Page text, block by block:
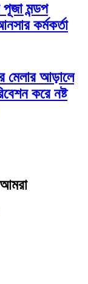
পূজা মন্ডপ
কর্মকর্তা
মেলার আড়ালে
করে নষ্ট